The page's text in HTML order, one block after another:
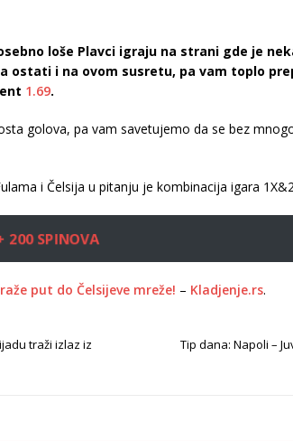
loše Plavci igraju na strani gde je
i na ovom susretu, pa vam toplo
1.69.
golova, pa vam savetujemo da se bez
i Čelsija u pitanju je kombinacija igara
200 SPINOVA
put do Čelsijeve mreže! – Kladjenje.rs.
traži izlaz iz
Tip dana: Napoli –